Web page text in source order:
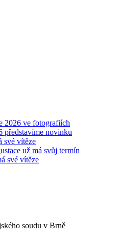
2026 ve fotografiích
představíme novinku
své vítěze
už má svůj termín
své vítěze
soudu v Brně